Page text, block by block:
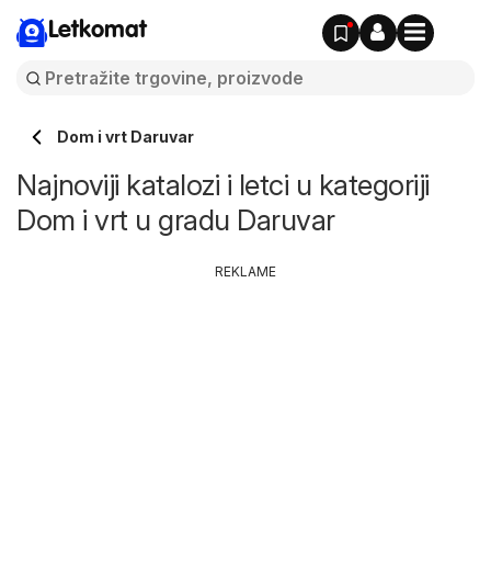
Letkomat
Dom i vrt Daruvar
Najnoviji katalozi i letci u kategoriji
Dom i vrt u gradu Daruvar
REKLAME